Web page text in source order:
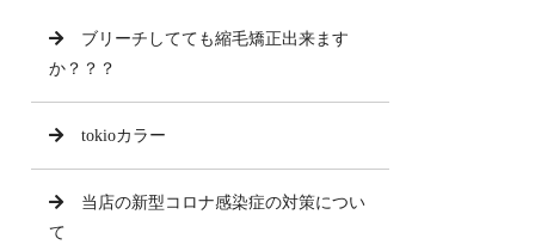
ブリーチしてても縮毛矯正出来ます
か？？？
tokioカラー
当店の新型コロナ感染症の対策につい
て